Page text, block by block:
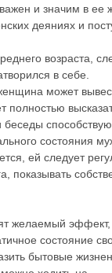
и значим в ее
деяниях и
возраста,
в себе.
может
полностью
состояния
ей следует
показывать
желаемый
состояние
бытовые